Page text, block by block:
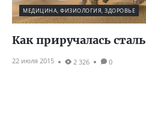
МЕДИЦИНА, ФИЗИОЛОГИЯ, ЗДОРОВЬЕ
Как приручалась сталь
22 июля 2015 2 326 0